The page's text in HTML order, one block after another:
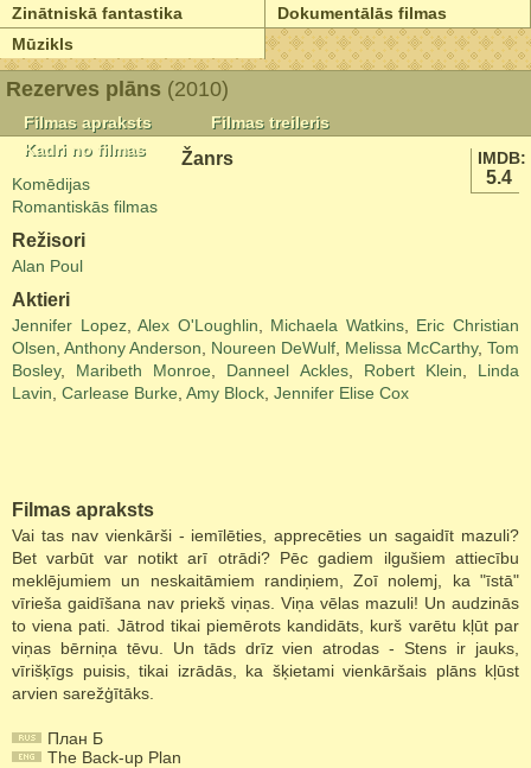
Zinātniskā fantastika
Dokumentālās filmas
Mūzikls
Rezerves plāns (2010)
Filmas apraksts
Filmas treileris
Kadri no filmas
IMDB:
5.4
Žanrs
Komēdijas
Romantiskās filmas
Režisori
Alan Poul
Aktieri
Jennifer Lopez,Alex O'Loughlin Michaela Watkins, Eric Christian
Olsen Anthony Anderson Noureen DeWulf Melissa McCarthy, Tom
Bosley, Maribeth Monroe Danneel Ackles, Robert Klein
Linda
Lavin Carlease Burke Amy Block Jennifer Elise Cox
Filmas apraksts
Vai tas nav vienkārši - iemīlēties, apprecēties un sagaidīt mazuli?
Bet varbūt var notikt arī otrādi? Pēc gadiem ilgušiem attiecību
meklējumiem un neskaitāmiem randiņiem, Zoī nolemj, ka "īstā"
vīrieša gaidīšana nav priekš viņas. Viņa vēlas mazuli! Un audzinās
to viena pati. Jātrod tikai piemērots kandidāts, kurš varētu kļūt par
viņas bērniņa tēvu. Un tāds drīz vien atrodas - Stens ir jauks,
vīrišķīgs puisis, tikai izrādās, ka šķietami vienkāršais plāns kļūst
arvien sarežģītāks.
План Б
The Back-up Plan